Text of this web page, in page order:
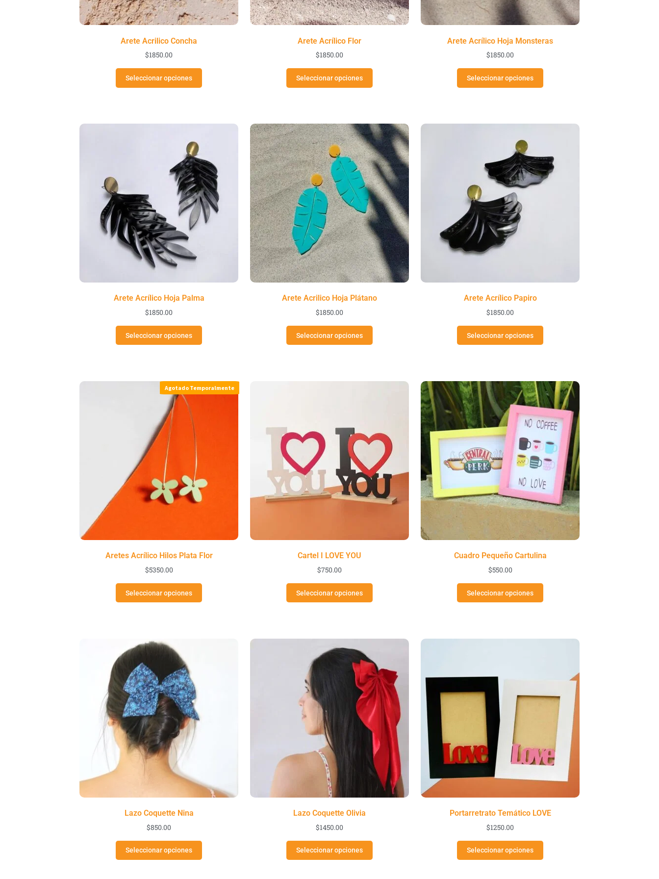
Arete Acrilico Concha
$1850.00
Seleccionar opciones
Arete Acrílico Flor
$1850.00
Seleccionar opciones
Arete Acrílico Hoja Monsteras
$1850.00
Seleccionar opciones
Arete Acrílico Hoja Palma
$1850.00
Seleccionar opciones
Arete Acrilico Hoja Plátano
$1850.00
Seleccionar opciones
Arete Acrílico Papiro
$1850.00
Seleccionar opciones
Agotado Temporalmente
Aretes Acrílico Hilos Plata Flor
$5350.00
Seleccionar opciones
Cartel I LOVE YOU
$750.00
Seleccionar opciones
Cuadro Pequeño Cartulina
$550.00
Seleccionar opciones
Lazo Coquette Nina
$850.00
Seleccionar opciones
Lazo Coquette Olivia
$1450.00
Seleccionar opciones
Portarretrato Temático LOVE
$1250.00
Seleccionar opciones